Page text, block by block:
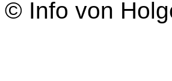
© Info von